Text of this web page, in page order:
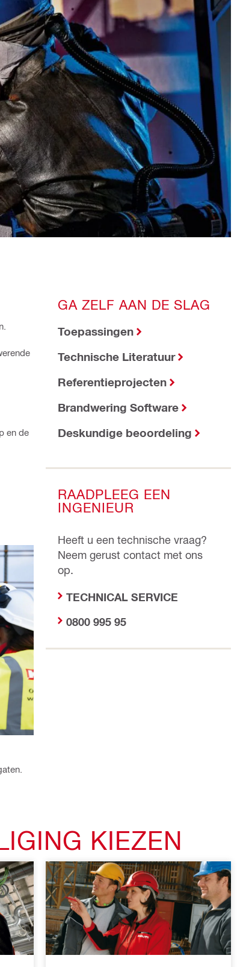
en de
GA ZELF AAN DE SLAG
Toepassingen
Technische Literatuur
Referentieprojecten
Brandwering Software
Deskundige beoordeling
RAADPLEEG EEN
INGENIEUR
Heeft u een technische vraag?
Neem gerust contact met ons
op.
TECHNICAL SERVICE
0800 995 95
KIEZEN